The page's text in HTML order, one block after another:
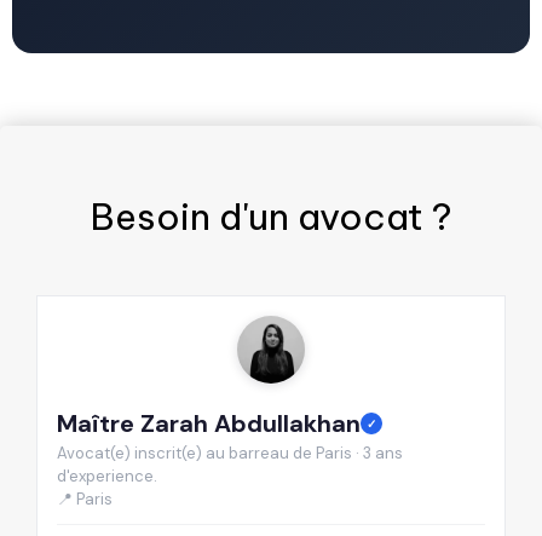
Besoin d'un avocat ?
Maître Zarah Abdullakhan ✓
Avocat(e) inscrit(e) au barreau de Paris · 3 ans
d'experience.
📍 Paris